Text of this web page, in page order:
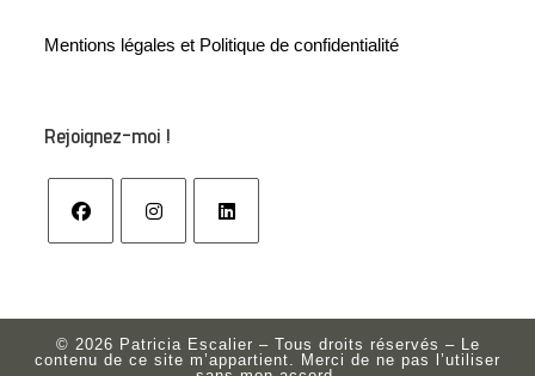
Mentions légales et Politique de confidentialité
Rejoignez-moi !
© 2026 Patricia Escalier – Tous droits réservés – Le
contenu de ce site m’appartient. Merci de ne pas l’utiliser